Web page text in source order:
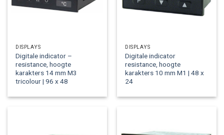
DISPLAYS
Digitale indicator –
resistance, hoogte
karakters 14 mm M3
tricolour | 96 x 48
DISPLAYS
Digitale indicator
resistance, hoogte
karakters 10 mm M1 | 48 x
24